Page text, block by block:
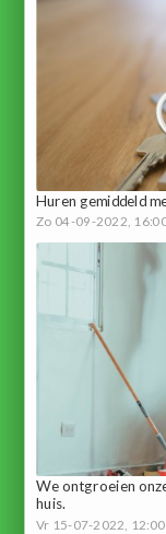
Huren gemiddeld
Zo 04-09-2022,
We ontgroeien
huis.
Vr 15-07-2022, 12:00